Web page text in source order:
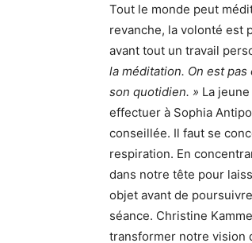
Tout le monde peut
revanche, la volonté est
avant tout un travail
la méditation. On est
son quotidien. » La
effectuer à Sophia
conseillée. Il faut se
respiration. En
dans notre tête pour
objet avant de
séance. Christine
transformer notre vision